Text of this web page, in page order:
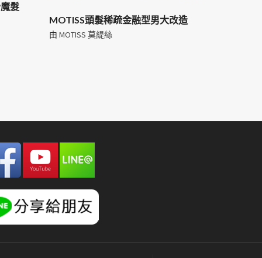
髮
MOTISS頭髮稀疏金融型男大改造
由 MOTISS 莫緹絲